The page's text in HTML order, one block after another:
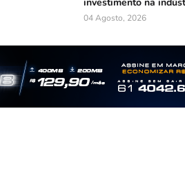
04 Agosto, 2026